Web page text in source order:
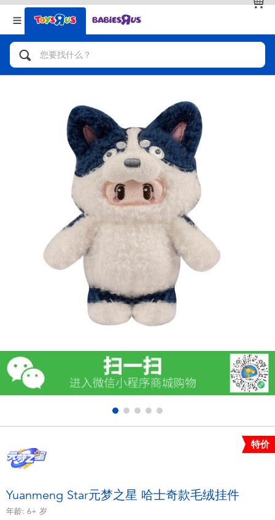
返回
分类目录
人气英雄，角色扮演，射击玩具
自行车，滑板车，骑乘车
拼砌组合及乐高LEGO
玩具车，货车，火车及遥控系列
手工艺，文具，蜡笔，泥胶，画板
娃娃，芭比，收藏公仔
游戏及拼图系列
益智学习玩具
户外及运动产品
模仿，化妆及造型系列
毛绒公仔玩具
返回
品牌
查看全部
特价
Yuanmeng Star元梦之星 哈士奇款毛绒挂件
年龄: 6+ 岁